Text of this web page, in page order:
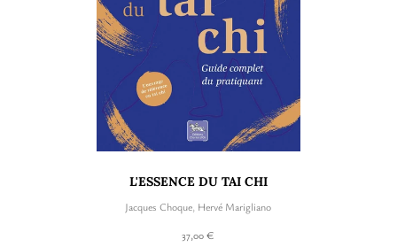
L'ESSENCE DU TAI CHI
Jacques Choque Hervé Marigliano
37,00 €